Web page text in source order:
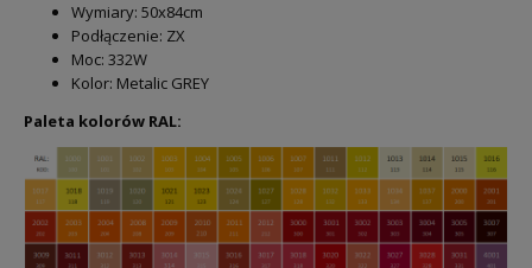
Wymiary: 50x84cm
Podłączenie: ZX
Moc: 332W
Kolor: Metalic GREY
Paleta kolorów RAL: